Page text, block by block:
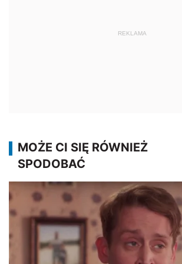
REKLAMA